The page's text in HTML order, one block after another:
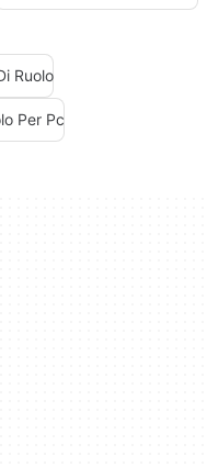
Ruolo
Per Pc